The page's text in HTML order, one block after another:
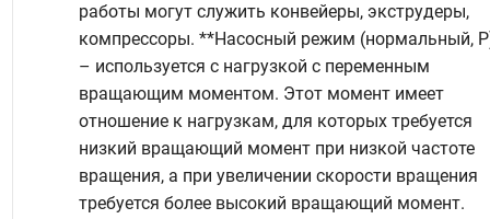
работы могут служить конвейеры, экструдеры,
компрессоры. **Насосный режим (нормальный,
– используется с нагрузкой с переменным
вращающим моментом. Этот момент имеет
отношение к нагрузкам, для которых требуется
низкий вращающий момент при низкой частоте
вращения, а при увеличении скорости вращения
требуется более высокий вращающий момент.